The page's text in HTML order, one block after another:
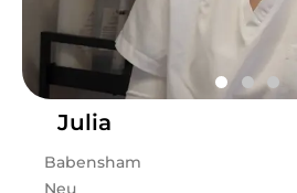
Julia
Babensham
Neu